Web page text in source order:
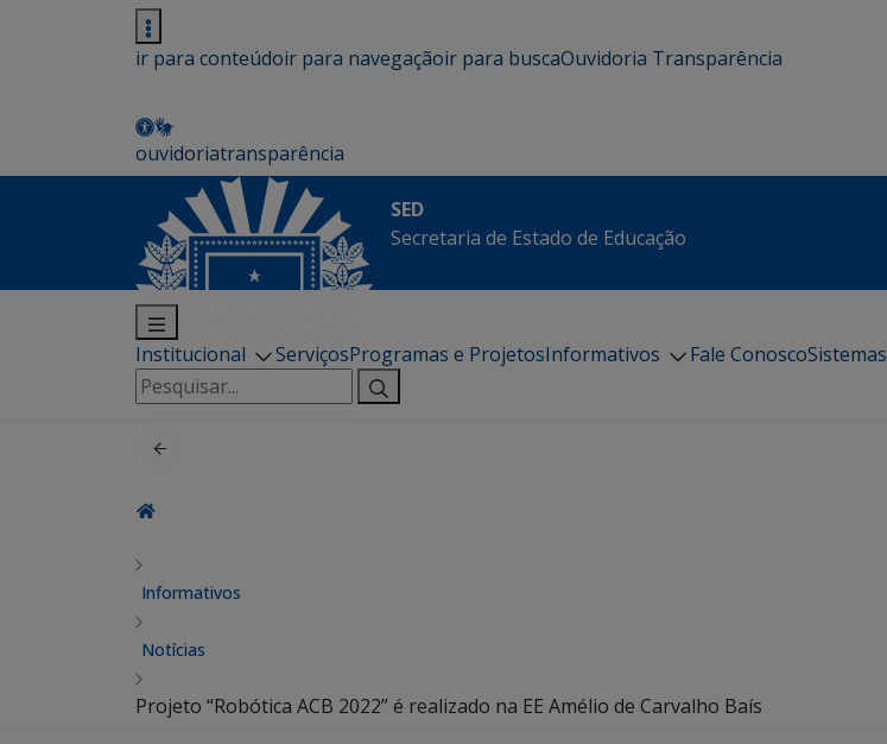
ir para conteúdoir para navegaçãoir para buscaOuvidoria Transparência
ouvidoriatransparência
SED
Secretaria de Estado de Educação
Institucional ServiçosProgramas e ProjetosInformativos Fale ConoscoSistemas
Pesquisar
por:
Informativos
Notícias
Projeto “Robótica ACB 2022” é realizado na EE Amélio de Carvalho Baís